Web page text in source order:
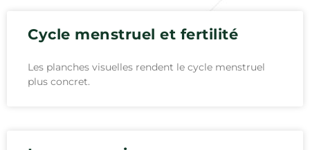
Cycle menstruel et fertilité
Les planches visuelles rendent le cycle menstruel
plus concret.